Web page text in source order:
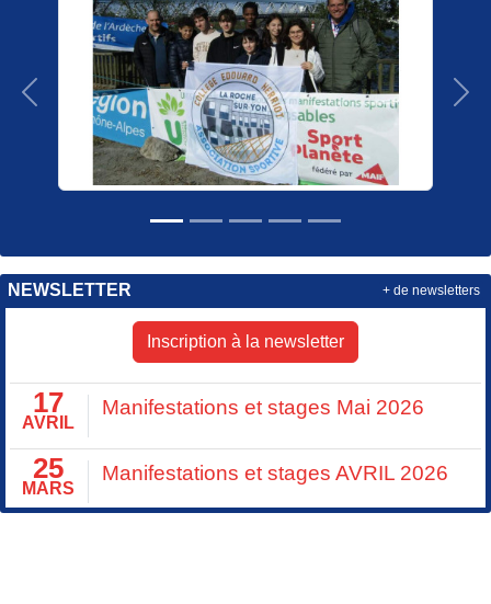
Précedent
NEWSLETTER
Inscription à la newsletter
17
AVRIL
Manifestations et stages Mai 2026
25
MARS
Manifestations et stages AVRIL 2026
+ de newsletters